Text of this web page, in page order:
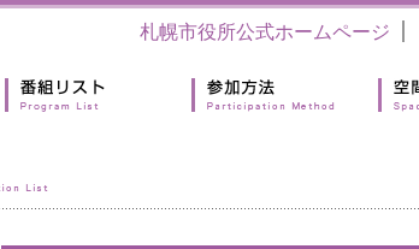
札幌市役所公式ホームページ